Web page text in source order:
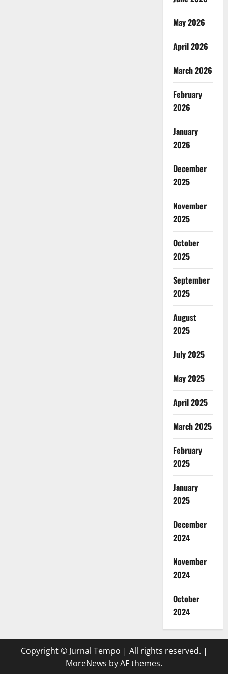
May 2026
April 2026
March 2026
February
2026
January
2026
December
2025
November
2025
October
2025
September
2025
August
2025
July 2025
May 2025
April 2025
March 2025
February
2025
January
2025
December
2024
November
2024
October
2024
Copyright © Jurnal Tempo | All rights reserved. |
MoreNews by AF themes.